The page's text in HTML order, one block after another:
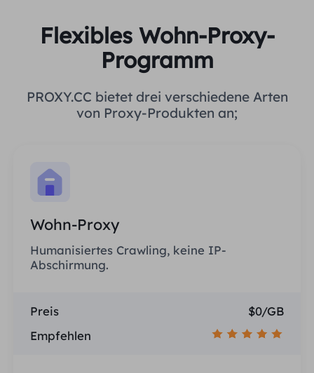
Flexibles Wohn-Proxy-
Programm
PROXY.CC bietet drei verschiedene Arten
von Proxy-Produkten an;
Wohn-Proxy
Humanisiertes Crawling, keine IP-
Abschirmung.
Preis
$0/GB
Empfehlen